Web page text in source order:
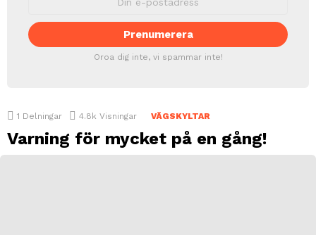
Oroa dig inte, vi spammar inte!
1 Delningar 4.8k Visningar VÄGSKYLTAR
Varning för mycket på en gång!